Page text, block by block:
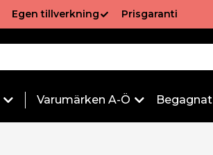
Egen tillverkning Prisgaranti
Varumärken A-Ö Begagnat